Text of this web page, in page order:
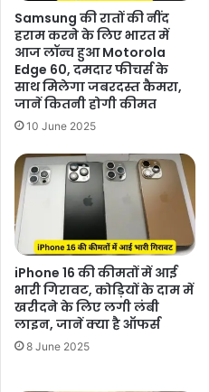
Samsung की रातों की नींद
हराम करने के लिए भारत में
आज लॉन्च हुआ Motorola
Edge 60, दमदार फीचर्स के
साथ मिलेगा जबरदस्त कैमरा,
जानें कितनी होगी कीमत
10 June 2025
iPhone 16 की कीमतों में आई
भारी गिरावट, कोड़ियों के दाम में
खरीदने के लिए लगी लंबी
लाइन, जानें क्या है ऑफर्स
8 June 2025